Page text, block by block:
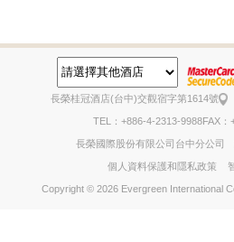
長榮桂冠酒店(台中)交觀宿字第1614號
TEL：+886-4-2313-9988FAX：
長榮國際股份有限公司台中分公司
個人資料保護和隱私政策
Copyright © 2026 Evergreen International